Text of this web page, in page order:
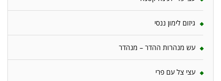
גיזום לימון ננסי
עש מנהרות ההדר – מנהדר
עצי צל עם פרי